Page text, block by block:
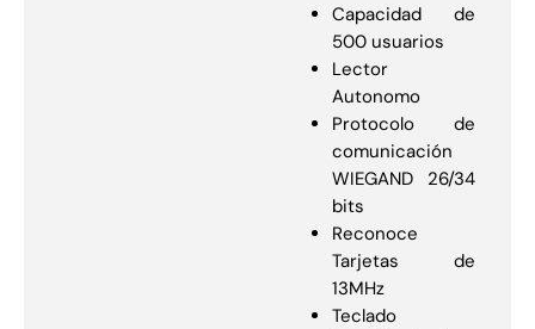
Capacidad de
500 usuarios
Lector
Autonomo
Protocolo de
comunicación
WIEGAND 26/34
bits
Reconoce
Tarjetas de
13MHz
Teclado